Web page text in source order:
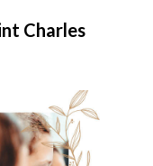
Charles